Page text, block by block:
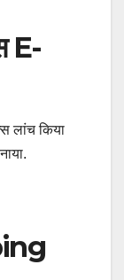
E-
लांच किया